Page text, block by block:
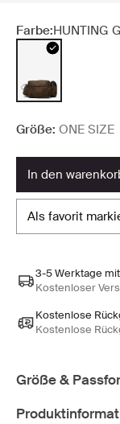
Farbe:HUNTING
Größe: ONE SIZE
in den
als favorit
3-5 Werktage
Kostenloser
Kostenlose
Kostenlose
Größe &